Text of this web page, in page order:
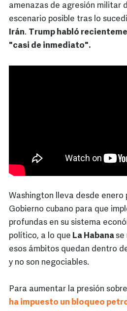
amenazas de agresión militar
escenario posible tras lo
Irán. Trump habló
"casi de inmediato".
Washington lleva desde enero
Gobierno cubano para que
profundas en su sistema
político, a lo que La Habanase
esos ámbitos quedan dentro
y no son negociables.
Para aumentar la presión
ha impuesto un bloqueo